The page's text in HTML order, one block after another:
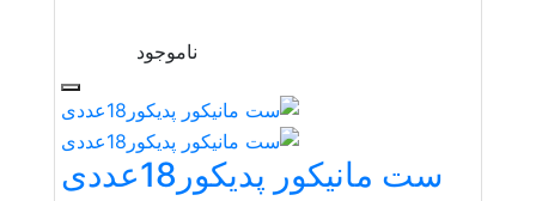
ناموجود
ست مانیکور پدیکور18عددی